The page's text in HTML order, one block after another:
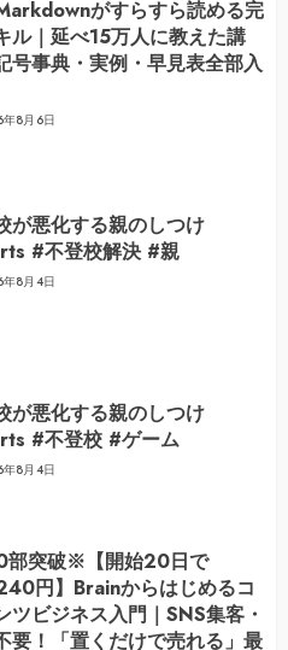
がすらすら読める完
ル｜延べ15万人に教えた講
号事典・実例・早見表全部入
8月6日
が悪化する親のしつけ
#不登校解決 #親
8月4日
が悪化する親のしつけ
#不登校 #ゲーム
8月4日
突破※【開始20日で
円】Brainからはじめるコ
ツビジネス入門｜SNS集客・
要！「置くだけで売れる」最